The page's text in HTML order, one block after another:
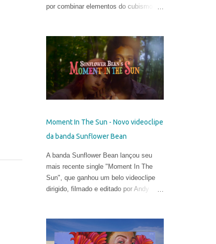
por combinar elementos do cubismo, da
belíssimas pinturas e sua maneira
talentosa de espalhar os códigos do
hiper-realismo entre as paisagens
urbanas. Seus murais, criados apenas
a partir de técnicas de spray, viraram
referência no mundo eclético da arte.
regras da proporção é sua maior fonte
uma arte mais subjetiva. Belin gosta de
definir esse experimento como "pós-
neo-cubismo".
Moment In The Sun - Novo videoclipe
da banda Sunflower Bean
A banda Sunflower Bean lançou seu
mais recente single "Moment In The
Sun", que ganhou um belo videoclipe
dirigido, filmado e editado por Andy